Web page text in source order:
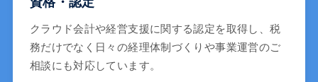
クラウド会計や経営支援に関する認定を取得し、税
務だけでなく日々の経理体制づくりや事業運営のご
相談にも対応しています。